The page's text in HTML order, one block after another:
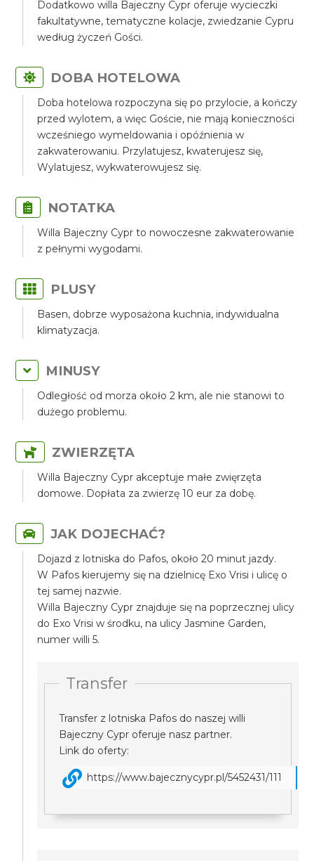
Dodatkowo willa Bajeczny Cypr oferuje wycieczki
fakultatywne, tematyczne kolacje, zwiedzanie Cypru
według życzeń Gości.
DOBA HOTELOWA
Doba hotelowa rozpoczyna się po przylocie, a kończy
przed wylotem, a więc Goście, nie mają konieczności
wcześniego wymeldowania i opóźnienia w
zakwaterowaniu. Przylatujesz, kwaterujesz się,
Wylatujesz, wykwaterowujesz się.
NOTATKA
Willa Bajeczny Cypr to nowoczesne zakwaterowanie
z pełnymi wygodami.
PLUSY
Basen, dobrze wyposażona kuchnia, indywidualna
klimatyzacja.
MINUSY
Odległość od morza około 2 km, ale nie stanowi to
dużego problemu.
ZWIERZĘTA
Willa Bajeczny Cypr akceptuje małe zwięrzęta
domowe. Dopłata za zwierzę 10 eur za dobę.
JAK DOJECHAĆ?
Dojazd z lotniska do Pafos, około 20 minut jazdy.
W Pafos kierujemy się na dzielnicę Exo Vrisi i ulicę o
tej samej nazwie.
Willa Bajeczny Cypr znajduje się na poprzecznej ulicy
do Exo Vrisi w środku, na ulicy Jasmine Garden,
numer willi 5.
Transfer
Transfer z lotniska Pafos do naszej willi
Bajeczny Cypr oferuje nasz partner.
Link do oferty:
https://www.bajecznycypr.pl/5452431/111